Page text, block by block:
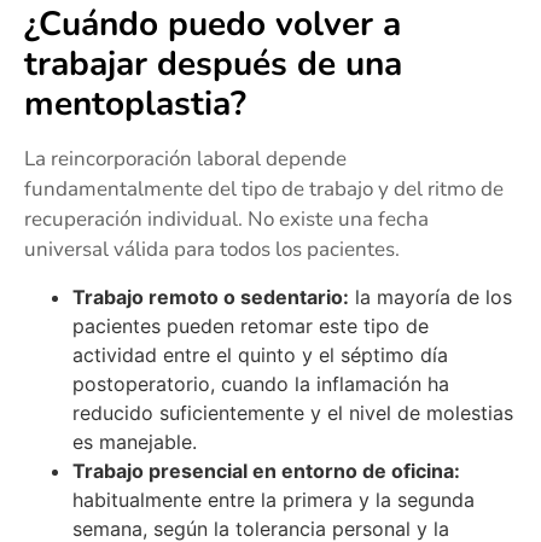
¿Cuándo puedo volver a
trabajar después de una
mentoplastia?
La reincorporación laboral depende
fundamentalmente del tipo de trabajo y del ritmo de
recuperación individual. No existe una fecha
universal válida para todos los pacientes.
Trabajo remoto o sedentario: la mayoría de los
pacientes pueden retomar este tipo de
actividad entre el quinto y el séptimo día
postoperatorio, cuando la inflamación ha
reducido suficientemente y el nivel de molestias
es manejable.
Trabajo presencial en entorno de oficina:
habitualmente entre la primera y la segunda
semana, según la tolerancia personal y la